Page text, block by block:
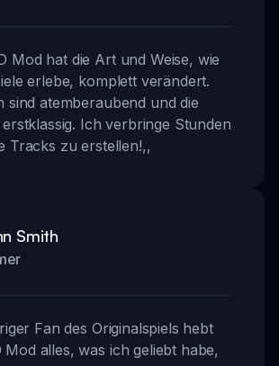
Mod hat die Art und Weise, wie
erlebe, komplett verändert.
sind atemberaubend und die
erstklassig. Ich verbringe Stunden
Tracks zu erstellen!,,
Smith
Fan des Originalspiels hebt
alles, was ich geliebt habe,